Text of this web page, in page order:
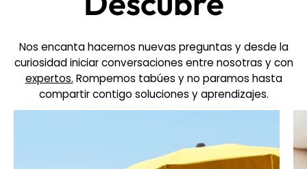
Nos encanta hacernos nuevas preguntas y desde la
curiosidad iniciar conversaciones entre nosotras y con
expertos. Rompemos tabúes y no paramos hasta
compartir contigo soluciones y aprendizajes.